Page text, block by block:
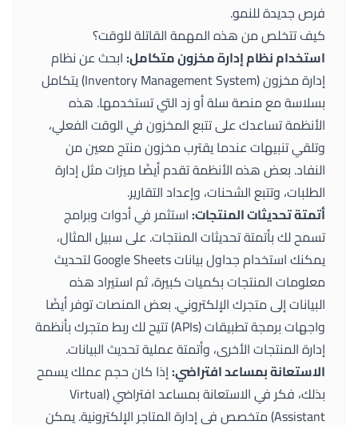
فرص جديدة للنمو.
كيف تتخلص من هذه المهمة القاتلة للوقت؟
استخدام نظام إدارة مخزون متكامل:ابحث عن نظام
إدارة مخزون (Inventory Management System) يتكامل
بسلاسة مع منصة سلة أو زد التي تستخدمها. هذه
الأنظمة تساعدك على تتبع المخزون في الوقت الفعلي،
وتلقي تنبيهات عندما يقترب مخزون منتج معين من
النفاد. بعض هذه الأنظمة تقدم أيضًا ميزات مثل إدارة
الطلبات، وتتبع الشحنات، وإعداد التقارير.
أتمتة تحديثات المنتجات:استثمر في أدوات وبرامج
تسمح لك بأتمتة تحديثات المنتجات. على سبيل المثال،
يمكنك استخدام جداول بيانات Google Sheets لتحديث
معلومات المنتجات بكميات كبيرة، ثم استيراد هذه
البيانات إلى متجرك الإلكتروني. بعض المنصات توفر أيضًا
واجهات برمجة تطبيقات (APIs) تتيح لك ربط متجرك بأنظمة
إدارة المنتجات الأخرى، وأتمتة عملية تحديث البيانات.
الاستعانة بمساعد افتراضي:إذا كان حجم عملك يسمح
بذلك، فكر في الاستعانة بمساعد افتراضي (Virtual
Assistant) متخصص في إدارة المتاجر الإلكترونية. يمكن